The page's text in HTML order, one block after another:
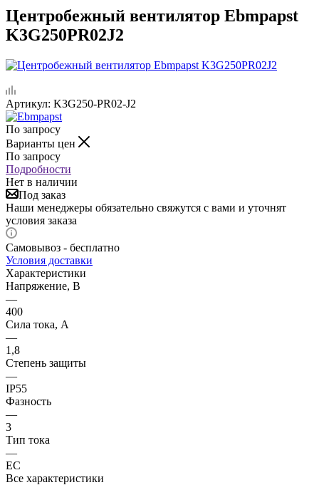
Центробежный вентилятор Ebmpapst
K3G250PR02J2
Артикул: K3G250-PR02-J2
По запросу
Варианты цен
По запросу
Подробности
Нет в наличии
Под заказ
Наши менеджеры обязательно свяжутся с вами и уточнят
условия заказа
Самовывоз - бесплатно
Условия доставки
Характеристики
Напряжение, В
—
400
Сила тока, A
—
1,8
Степень защиты
—
IP55
Фазность
—
3
Тип тока
—
EC
Все характеристики